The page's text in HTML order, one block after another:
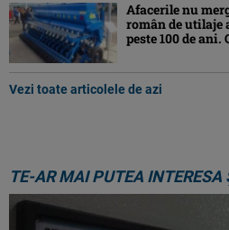
Afacerile nu
român de utilaje
peste 100 de
Vezi toate articolele de azi
TE-AR MAI PUTEA INTERESA